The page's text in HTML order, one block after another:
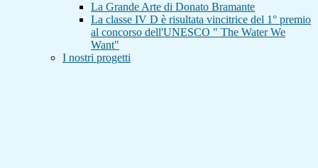
La Grande Arte di Donato Bramante
La classe IV D è risultata vincitrice del 1° premio
al concorso dell'UNESCO " The Water We
Want"
I nostri progetti